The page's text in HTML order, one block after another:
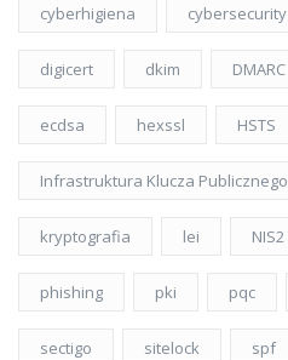
cyberhigiena cybersecurity
digicert dkim DMARC
ecdsa hexssl HSTS
Infrastruktura Klucza Publicznego
kryptografia lei NIS2
phishing pki pqc
sectigo sitelock spf